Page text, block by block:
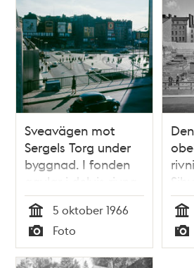
Sveavägen mot
Sergels Torg under
byggnad. I fonden
gavlar i delvis rivna
kv. Skansen och
Fyrmörsaren.
Närmast Mäster
Samuelsgatan
Tid
5 oktober 1966
Typ
Foto
vid
och
Tid
Typ